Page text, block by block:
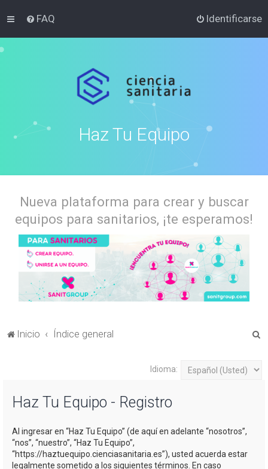
FAQ Identificarse
Haz Tu Equipo
Nueva plataforma para crear y buscar
equipos para sanitarios, ¡te esperamos!
Inicio Índice general
Idioma:
Haz Tu Equipo - Registro
Al ingresar en “Haz Tu Equipo” (de aquí en adelante “nosotros”,
“nos”, “nuestro”, “Haz Tu Equipo”,
“https://haztuequipo.cienciasanitaria.es”), usted acuerda estar
legalmente sometido a los siguientes términos. En caso